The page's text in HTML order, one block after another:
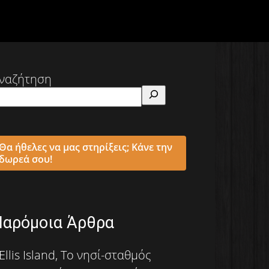
ήθελες να μας στηρίξεις; Κάνε την
σου!
Άρθρα
Island, Το νησί-σταθμός